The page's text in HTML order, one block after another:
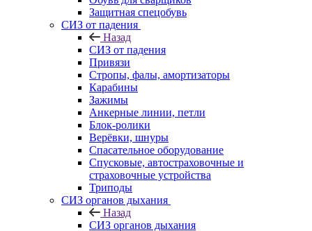
Защитная спецобувь
СИЗ от падения
Назад
СИЗ от падения
Привязи
Стропы, фалы, амортизаторы
Карабины
Зажимы
Анкерные линии, петли
Блок-ролики
Верёвки, шнуры
Спасательное оборудование
Спусковые, автостраховочные и
страховочные устройства
Триподы
СИЗ органов дыхания
Назад
СИЗ органов дыхания